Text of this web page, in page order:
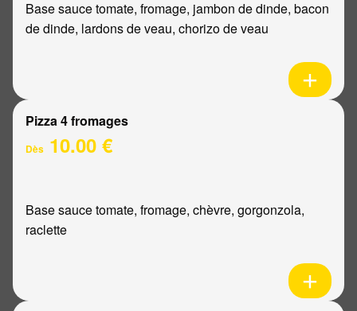
Base sauce tomate, fromage, jambon de dinde, bacon
de dinde, lardons de veau, chorizo de veau
Pizza 4 fromages
Dès 10.00 €
Base sauce tomate, fromage, chèvre, gorgonzola,
raclette